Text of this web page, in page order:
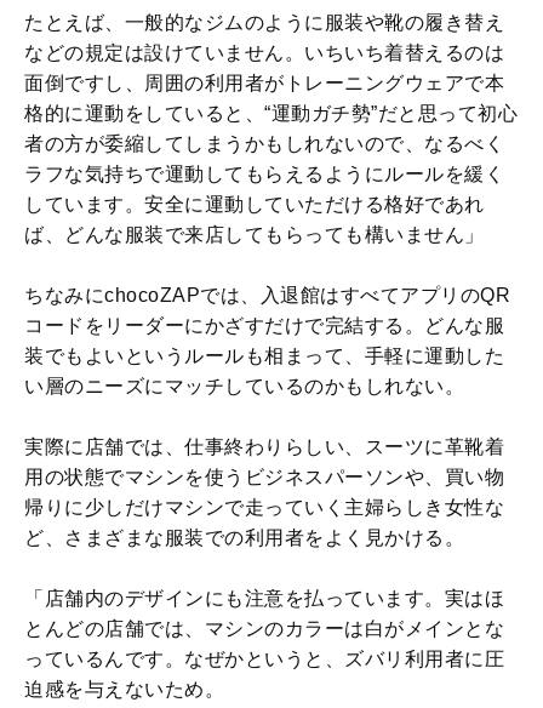
たとえば、一般的なジムのように服装や靴の履き替え
などの規定は設けていません。いちいち着替えるのは
面倒ですし、周囲の利用者がトレーニングウェアで本
格的に運動をしていると、“運動ガチ勢”だと思って初心
者の方が委縮してしまうかもしれないので、なるべく
ラフな気持ちで運動してもらえるようにルールを緩く
しています。安全に運動していただける格好であれ
ば、どんな服装で来店してもらっても構いません」
ちなみにchocoZAPでは、入退館はすべてアプリのQR
コードをリーダーにかざすだけで完結する。どんな服
装でもよいというルールも相まって、手軽に運動した
い層のニーズにマッチしているのかもしれない。
実際に店舗では、仕事終わりらしい、スーツに革靴着
用の状態でマシンを使うビジネスパーソンや、買い物
帰りに少しだけマシンで走っていく主婦らしき女性な
ど、さまざまな服装での利用者をよく見かける。
「店舗内のデザインにも注意を払っています。実はほ
とんどの店舗では、マシンのカラーは白がメインとな
っているんです。なぜかというと、ズバリ利用者に圧
迫感を与えないため。